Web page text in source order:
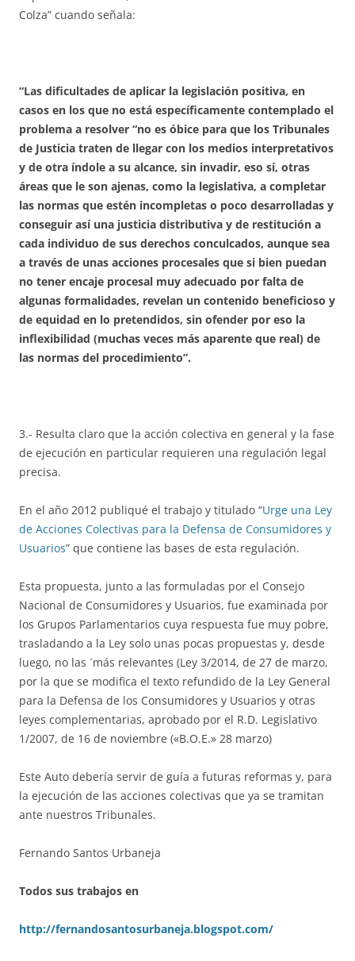
Colza” cuando señala:
“Las dificultades de aplicar la legislación positiva, en
casos en los que no está específicamente contemplado el
problema a resolver “no es óbice para que los Tribunales
de Justicia traten de llegar con los medios interpretativos
y de otra índole a su alcance, sin invadir, eso sí, otras
áreas que le son ajenas, como la legislativa, a completar
las normas que estén incompletas o poco desarrolladas y
conseguir así una justicia distributiva y de restitución a
cada individuo de sus derechos conculcados, aunque sea
a través de unas acciones procesales que si bien puedan
no tener encaje procesal muy adecuado por falta de
algunas formalidades, revelan un contenido beneficioso y
de equidad en lo pretendidos, sin ofender por eso la
inflexibilidad (muchas veces más aparente que real) de
las normas del procedimiento”.
3.- Resulta claro que la acción colectiva en general y la fase
de ejecución en particular requieren una regulación legal
precisa.
En el año 2012 publiqué el trabajo y titulado “Urge una Ley
de Acciones Colectivas para la Defensa de Consumidores y
Usuarios” que contiene las bases de esta regulación.
Esta propuesta, junto a las formuladas por el Consejo
Nacional de Consumidores y Usuarios, fue examinada por
los Grupos Parlamentarios cuya respuesta fue muy pobre,
trasladando a la Ley solo unas pocas propuestas y, desde
luego, no las ´más relevantes (Ley 3/2014, de 27 de marzo,
por la que se modifica el texto refundido de la Ley General
para la Defensa de los Consumidores y Usuarios y otras
leyes complementarias, aprobado por el R.D. Legislativo
1/2007, de 16 de noviembre («B.O.E.» 28 marzo)
Este Auto debería servir de guía a futuras reformas y, para
la ejecución de las acciones colectivas que ya se tramitan
ante nuestros Tribunales.
Fernando Santos Urbaneja
Todos sus trabajos en
http://fernandosantosurbaneja.blogspot.com/